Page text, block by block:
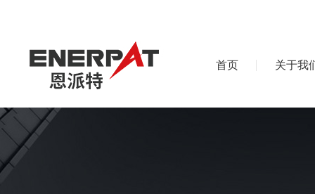
首页 关于我